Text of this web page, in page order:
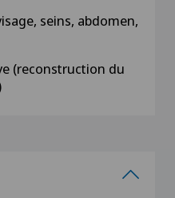
seins, abdomen,
(reconstruction du